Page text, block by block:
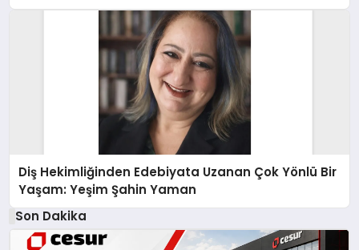
Diş Hekimliğinden Edebiyata Uzanan Çok Yönlü Bir
Yaşam: Yeşim Şahin Yaman
Son Dakika